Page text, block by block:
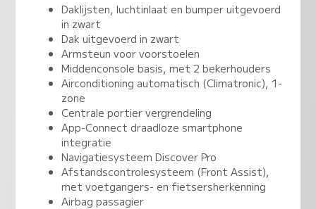
Daklijsten, luchtinlaat en bumper uitgevoerd
in zwart
Dak uitgevoerd in zwart
Armsteun voor voorstoelen
Middenconsole basis, met 2 bekerhouders
Airconditioning automatisch (Climatronic), 1-
zone
Centrale portier vergrendeling
App-Connect draadloze smartphone
integratie
Navigatiesysteem Discover Pro
Afstandscontrolesysteem (Front Assist),
met voetgangers- en fietsersherkenning
Airbag passagier